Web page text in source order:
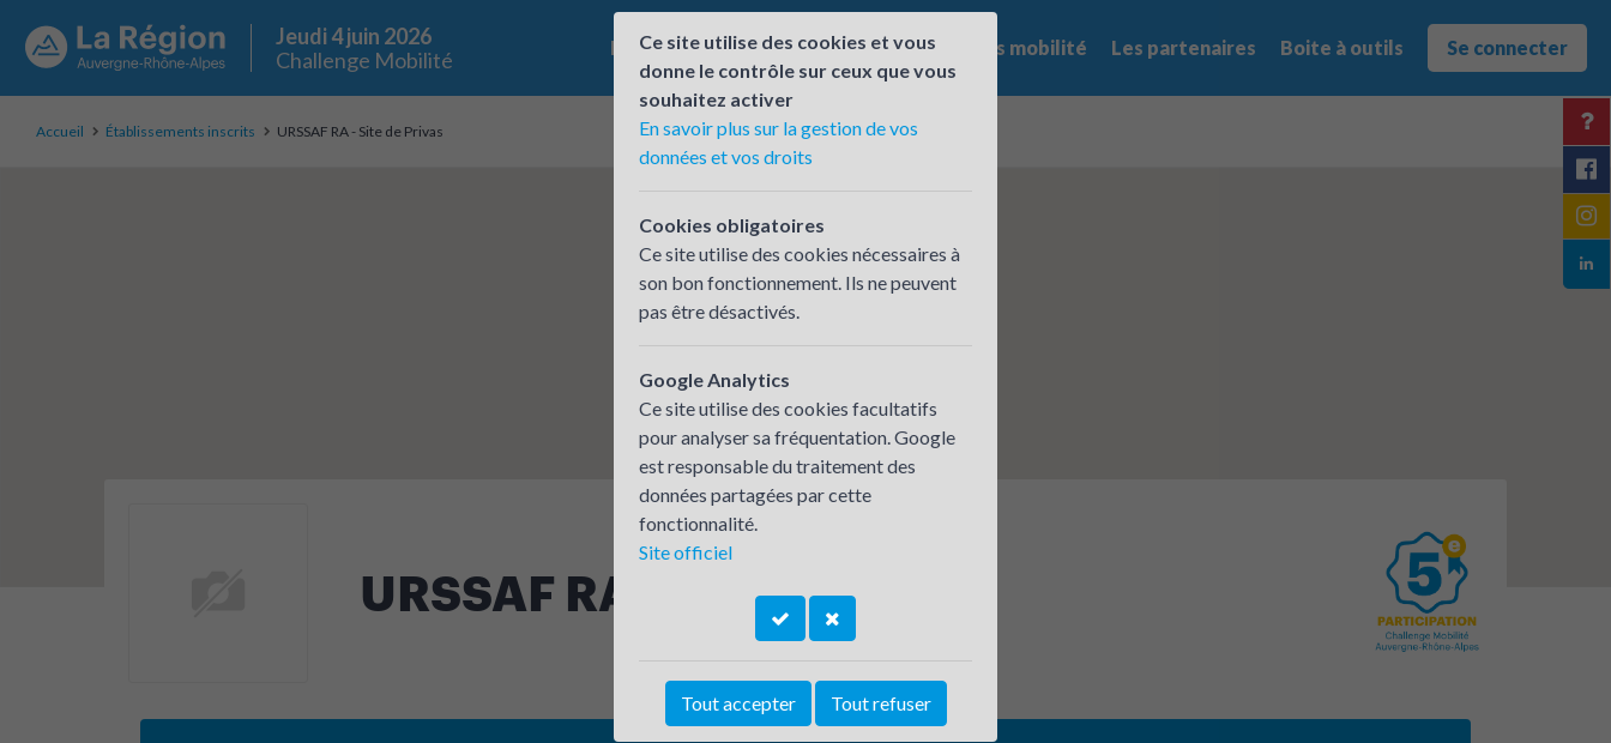
Jeudi 4 juin 2026
Challenge Mobilité
Le challenge Qui participe ? Les offres mobilité Les partenaires Boite à outils Se connecter
Accueil Établissements inscrits URSSAF RA - Site de Privas
URSSAF RA - Site de Privas
Ce site utilise des cookies et vous
donne le contrôle sur ceux que vous
souhaitez activer
En savoir plus sur la gestion de vos
données et vos droits
Cookies obligatoires
Ce site utilise des cookies nécessaires à
son bon fonctionnement. Ils ne peuvent
pas être désactivés.
Google Analytics
Ce site utilise des cookies facultatifs
pour analyser sa fréquentation. Google
est responsable du traitement des
données partagées par cette
fonctionnalité.
Site officiel
Tout accepter Tout refuser